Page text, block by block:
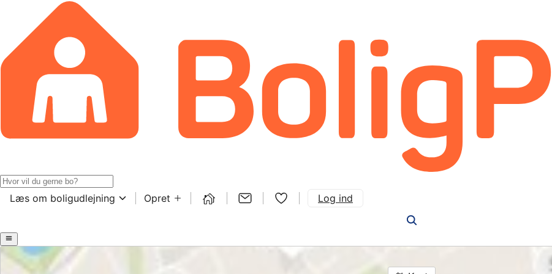
Læs om boligudlejning Opret Log ind